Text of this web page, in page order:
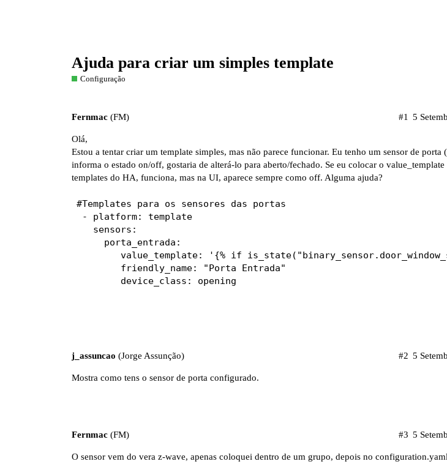
Ajuda para criar um simples template
Configuração
Fernmac (FM) 5
#1
Olá,
Estou a tentar criar um template simples, mas não parece funcionar. Eu tenho um sensor de porta
informa o estado on/off, gostaria de alterá-lo para aberto/fechado. Se eu colocar o
templates do HA, funciona, mas na UI, aparece sempre como off. Alguma ajuda?
#Templates para os sensores das portas
- platform: template
   sensors:
     porta_entrada:
value_template: '{% if
        friendly_name: "Porta Entrada"
        device_class: opening
j_assuncao (Jorge Assunção) 5
#2
Mostra como tens o sensor de porta configurado.
Fernmac (FM) 5
#3
O sensor vem do vera z-wave, apenas coloquei dentro de um grupo, depois no